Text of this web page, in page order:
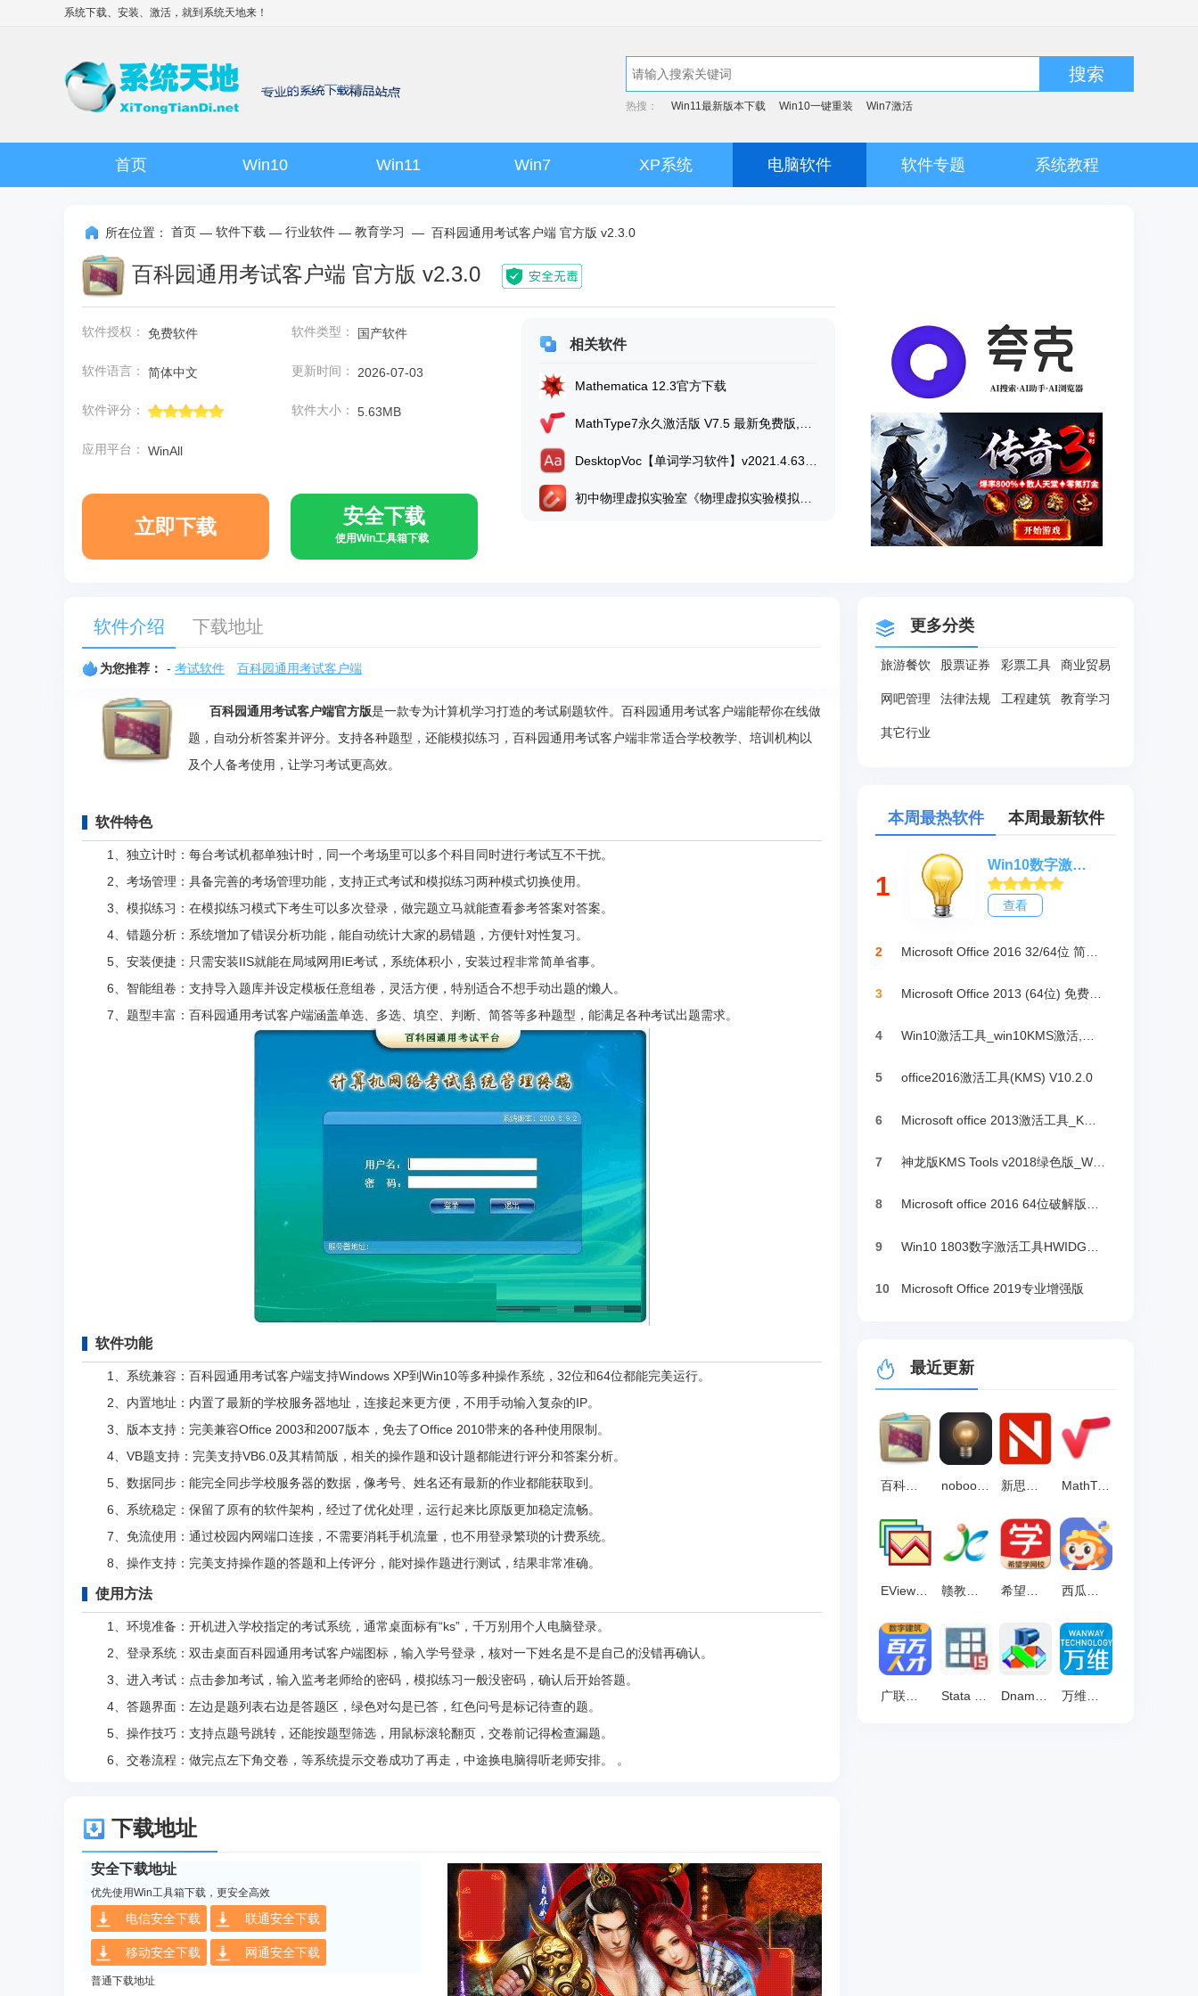
系统下载、安装、激活，就到 系统天地来！
搜索
热搜： Win11最新版本下载 Win10一键重装 Win7激活
首页 Win10 Win11 Win7 XP系统 电脑软件 软件专题 系统教程
所在位置： 首页 — 软件下载 — 行业软件 — 教育学习 — 百科园通用考试客户端 官方版 v2.3.0
百科园通用考试客户端 官方版 v2.3.0
软件授权： 免费软件 软件类型： 国产软件
软件语言： 简体中文 更新时间： 2026-07-03
软件评分： 软件大小： 5.63MB
应用平台： WinAll
立即下载 安全下载
使用Win工具箱下载
相关软件
Mathematica 12.3官方下载
MathType7永久激活版 V7.5 最新免费版,mathtype公式编辑器
DesktopVoc【单词学习软件】v2021.4.63 破解版
初中物理虚拟实验室《物理虚拟实验模拟软件》 v1.40完整破解版
软件介绍 下载地址
为您推荐： - 考试软件 百科园通用考试客户端
百科园通用考试客户端官方版是一款专为计算机学习打造的考试刷题软件。百科园通用考试客户端能帮你在线做
题，自动分析答案并评分。支持各种题型，还能模拟练习，百科园通用考试客户端非常适合学校教学、培训机构以
及个人备考使用，让学习考试更高效。
软件特色
1、独立计时：每台考试机都单独计时，同一个考场里可以多个科目同时进行考试互不干扰。
2、考场管理：具备完善的考场管理功能，支持正式考试和模拟练习两种模式切换使用。
3、模拟练习：在模拟练习模式下考生可以多次登录，做完题立马就能查看参考答案对答案。
4、错题分析：系统增加了错误分析功能，能自动统计大家的易错题，方便针对性复习。
5、安装便捷：只需安装IIS就能在局域网用IE考试，系统体积小，安装过程非常简单省事。
6、智能组卷：支持导入题库并设定模板任意组卷，灵活方便，特别适合不想手动出题的懒人。
7、题型丰富：百科园通用考试客户端涵盖单选、多选、填空、判断、简答等多种题型，能满足各种考试出题需求。
软件功能
1、系统兼容：百科园通用考试客户端支持Windows XP到Win10等多种操作系统，32位和64位都能完美运行。
2、内置地址：内置了最新的学校服务器地址，连接起来更方便，不用手动输入复杂的IP。
3、版本支持：完美兼容Office 2003和2007版本，免去了Office 2010带来的各种使用限制。
4、VB题支持：完美支持VB6.0及其精简版，相关的操作题和设计题都能进行评分和答案分析。
5、数据同步：能完全同步学校服务器的数据，像考号、姓名还有最新的作业都能获取到。
6、系统稳定：保留了原有的软件架构，经过了优化处理，运行起来比原版更加稳定流畅。
7、免流使用：通过校园内网端口连接，不需要消耗手机流量，也不用登录繁琐的计费系统。
8、操作支持：完美支持操作题的答题和上传评分，能对操作题进行测试，结果非常准确。
使用方法
‌1、环境准备：开机进入学校指定的考试系统，通常桌面标有“ks”，千万别用个人电脑登录。
2、登录系统：双击桌面百科园通用考试客户端图标，输入学号登录，核对一下姓名是不是自己的没错再确认。
3、进入考试：点击参加考试，输入监考老师给的密码，模拟练习一般没密码，确认后开始答题。
4、答题界面：左边是题列表右边是答题区，绿色对勾是已答，红色问号是标记待查的题。
5、操作技巧：支持点题号跳转，还能按题型筛选，用鼠标滚轮翻页，交卷前记得检查漏题。
6、交卷流程：做完点左下角交卷，等系统提示交卷成功了再走，中途换电脑得听老师安排。 。‌‌
下载地址
安全下载地址
优先使用Win工具箱下载，更安全高效
电信安全下载 联通安全下载
移动安全下载 网通安全下载
普通下载地址
更多分类
旅游餐饮 股票证券 彩票工具 商业贸易
网吧管理 法律法规 工程建筑 教育学习
其它行业
本周最热软件 本周最新软件
1
Win10数字激活HWIDGen_最新win10激活工具
查看
2
3
4
5 office2016激活工具(KMS) V10.2.0
6
7
8 Microsoft office 2016 64位破解版下载
9
10 Microsoft Office 2019专业增强版
最近更新
nobook虚拟实验室 官方版 v6.20.13 MathType公式编辑器 v7.4.2.480
万维全自动网络考试平台 官方版